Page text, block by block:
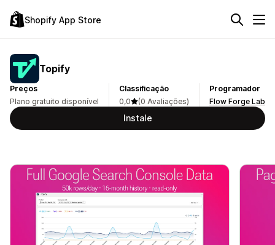
Shopify App Store
Topify
Preços
Plano gratuito disponível
Classificação
0,0
(0 Avaliações)
Programador
Flow Forge Lab
Instale